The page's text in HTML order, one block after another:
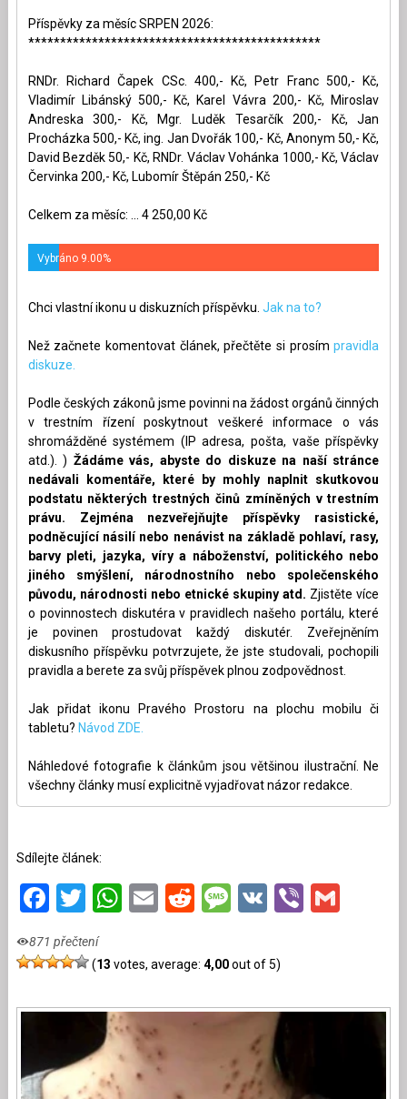
Příspěvky za měsíc SRPEN 2026:
**********************************************
RNDr. Richard Čapek CSc. 400,- Kč, Petr Franc 500,- Kč,
Vladimír Libánský 500,- Kč, Karel Vávra 200,- Kč, Miroslav
Andreska 300,- Kč, Mgr. Luděk Tesarčík 200,- Kč, Jan
Procházka 500,- Kč, ing. Jan Dvořák 100,- Kč, Anonym 50,- Kč,
David Bezděk 50,- Kč, RNDr. Václav Vohánka 1000,- Kč, Václav
Červinka 200,- Kč, Lubomír Štěpán 250,- Kč
Celkem za měsíc: ... 4 250,00 Kč
Vybráno 9.00%
Chci vlastní ikonu u diskuzních příspěvku. Jak na to?
Než začnete komentovat článek, přečtěte si prosímpravidla
diskuze.
Podle českých zákonů jsme povinni na žádost orgánů činných
v trestním řízení poskytnout veškeré informace o vás
shromážděné systémem (IP adresa, pošta, vaše příspěvky
atd.). ) Žádáme vás, abyste do diskuze na naší stránce
nedávali komentáře, které by mohly naplnit skutkovou
podstatu některých trestných činů zmíněných v trestním
právu. Zejména nezveřejňujte příspěvky rasistické,
podněcující násilí nebo nenávist na základě pohlaví, rasy,
barvy pleti, jazyka, víry a náboženství, politického nebo
jiného smýšlení, národnostního nebo společenského
původu, národnosti nebo etnické skupiny atd. Zjistěte více
o povinnostech diskutéra v pravidlech našeho portálu, které
je povinen prostudovat každý diskutér. Zveřejněním
diskusního příspěvku potvrzujete, že jste studovali, pochopili
pravidla a berete za svůj příspěvek plnou zodpovědnost.
Jak přidat ikonu Pravého Prostoru na plochu mobilu či
tabletu? Návod ZDE.
Náhledové fotografie k článkům jsou většinou ilustrační. Ne
všechny články musí explicitně vyjadřovat názor redakce.
Sdílejte článek:
Facebook
Twitter
WhatsApp
EmailRedditMessage
VKViber
871 přečtení
(13 votes, average: 4,00out of 5)